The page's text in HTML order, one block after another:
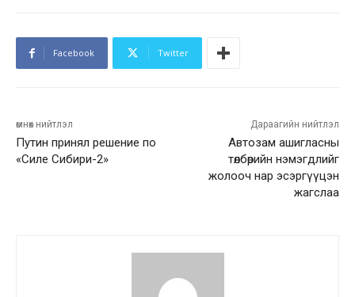
Facebook Twitter
өмнөх нийтлэл
Путин принял решение по
«Силе Сибири-2»
Дараагийн нийтлэл
Автозам ашигласны
төлбөрийн нэмэгдлийг
жолооч нар эсэргүүцэн
жагслаа